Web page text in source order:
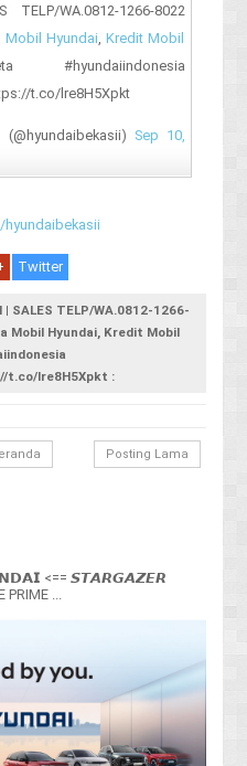
TELP/WA.0812-1266-8022
Mobil Hyundai, Kredit Mobil
#hyundaiindonesia
t.co/lre8H5Xpkt
(@hyundaibekasii) Sep 10,
Twitter
SALES TELP/WA.0812-1266-
Mobil Hyundai, Kredit Mobil
t.co/lre8H5Xpkt :
Posting Lama
<== 𝙎𝙏𝘼𝙍𝙂𝘼𝙕𝙀𝙍
...